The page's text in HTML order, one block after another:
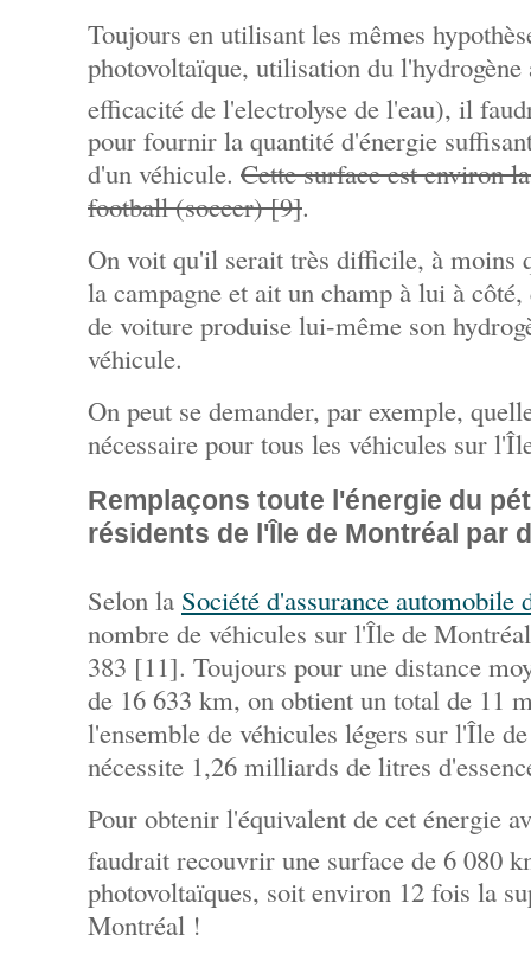
Toujours en utilisant les mêmes
photovoltaïque, utilisation du l'hydrogène
efficacité de l'electrolyse de l'eau), il
pour fournir la quantité d'énergie
d'un véhicule. Cette surface est environ
football (soccer) [9].
On voit qu'il serait très difficile, à moins
la campagne et ait un champ à lui à
de voiture produise lui-même son
véhicule.
On peut se demander, par exemple,
nécessaire pour tous les véhicules sur
Remplaçons toute l'énergie du
résidents de l'Île de Montréal par
Selon la Société d'assurance automobile
nombre de véhicules sur l'Île de
383 [11]. Toujours pour une distance
de 16 633 km, on obtient un total de 11
l'ensemble de véhicules légers sur l'Île
nécessite 1,26 milliards de litres
Pour obtenir l'équivalent de cet énergie
faudrait recouvrir une surface de 6 080
photovoltaïques, soit environ 12 fois la
Montréal !